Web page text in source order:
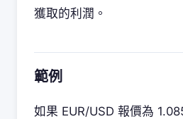
獲取的利潤。
範例
如果 EUR/USD 報價為